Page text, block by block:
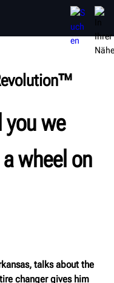
ÜBER
you we
wheel on
talks about the
changer gives him